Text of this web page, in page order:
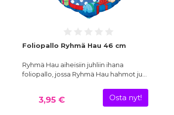
Foliopallo Ryhmä Hau 46 cm
Ryhmä Hau aiheisiin juhliin ihana
foliopallo, jossa Ryhmä Hau hahmot ju…
3,95 € Osta nyt!